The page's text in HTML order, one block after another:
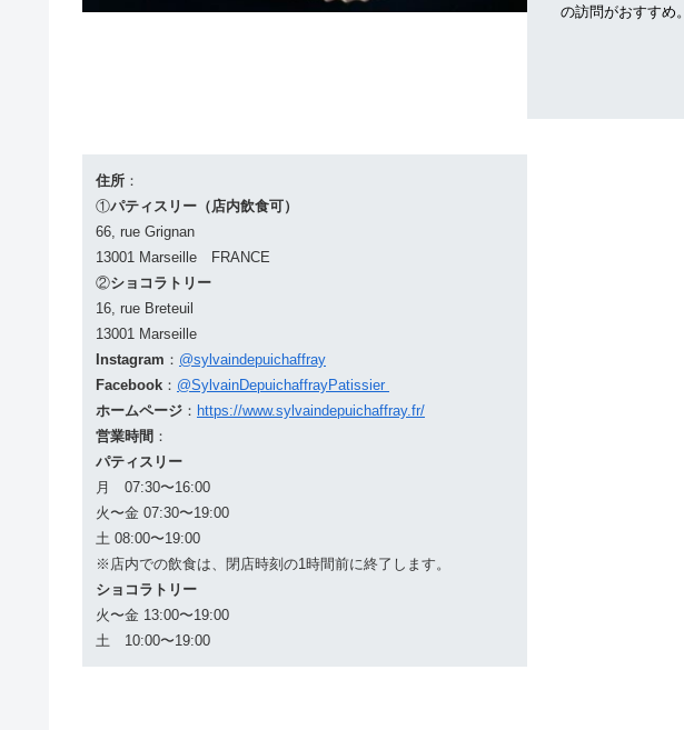
の訪問がおすすめ。
住所 ：
①パティスリー（店内飲食可）
66, rue Grignan
13001 Marseille FRANCE
②ショコラトリー
16, rue Breteuil
13001 Marseille
Instagram ： @sylvaindepuichaffray
Facebook ： @SylvainDepuichaffrayPatissier
ホームページ ： https://www.sylvaindepuichaffray.fr/
営業時間 ：
パティスリー
月 07:30〜16:00
火〜金 07:30〜19:00
土 08:00〜19:00
※店内での飲食は、閉店時刻の1時間前に終了します。
ショコラトリー
火〜金 13:00〜19:00
土 10:00〜19:00